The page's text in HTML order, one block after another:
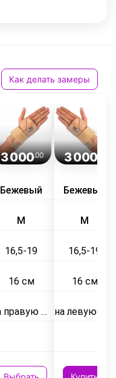
Как делать замеры
3 000.00
Бежевый
M
16,5-19
16 см
на правую руку
3 000
Бежевый
M
16,5-19
16 см